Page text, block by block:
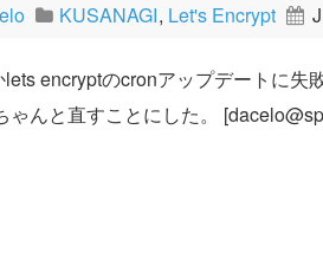
KUSANAGI, Let's Encrypt
lets encryptのcronアップデートに
ゃんと直すことにした。